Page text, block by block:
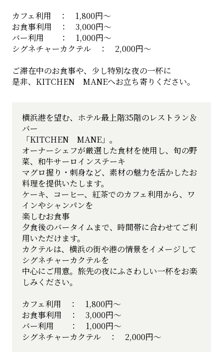
カフェ利用 ： 1,800円～
お食事利用 ： 3,000円～
バー利用 ： 1,000円～
シグネチャーカクテル ： 2,000円～
ご滞在中のお食事や、少し特別な夜の一杯に
是非、KITCHEN MANEへお立ち寄りください。
横浜港を望む、ホテル最上階35階のレストラン＆
バー
「KITCHEN MANE」。
オーナーシェフが厳選した食材を使用し、旬の野
菜、和牛サーロインステーキ
マグロ握り・刺身など、素材の魅力を活かしたお
料理を提供いたします。
ケーキ、コーヒー、紅茶でのカフェ利用から、ワ
インやシャンパンを
楽しむお食事
夕食後のバータイムまで、時間帯に合わせてご利
用いただけます。
カクテルは、横浜の街や港の情景をイメージして
シグネチャーカクテルを
中心にご用意。旅先の夜にふさわしい一杯をお楽
しみください。
カフェ利用 ： 1,800円～
お食事利用 ： 3,000円～
バー利用 ： 1,000円～
シグネチャーカクテル ： 2,000円～